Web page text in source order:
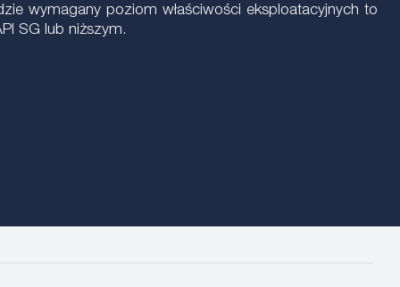
wymagany poziom właściwości eksploatacyjnych to
SG lub niższym.